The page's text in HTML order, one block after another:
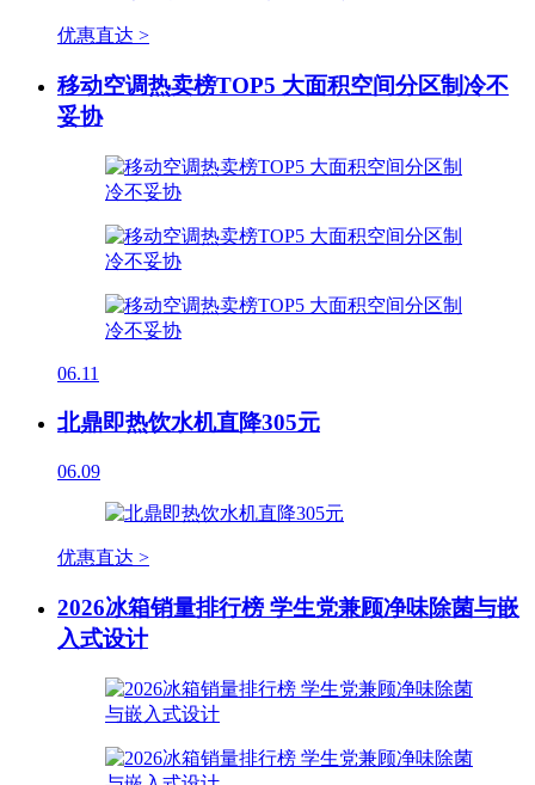
优惠直达 >
移动空调热卖榜TOP5 大面积空间分区制冷不
妥协
06.11
北鼎即热饮水机直降305元
06.09
优惠直达 >
2026冰箱销量排行榜 学生党兼顾净味除菌与嵌
入式设计